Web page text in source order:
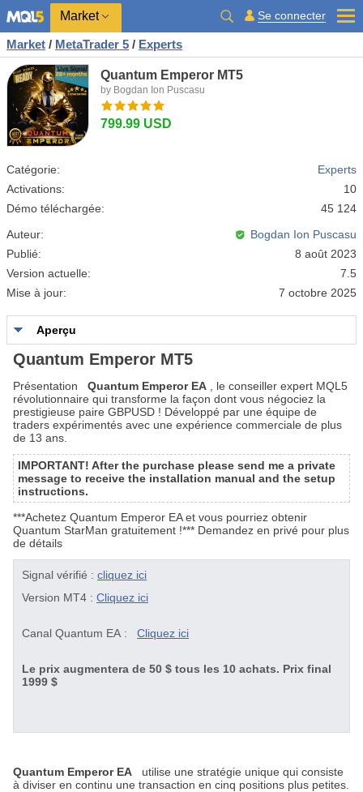
Market Se connecter
Market / MetaTrader 5 / Experts
Quantum Emperor MT5
by Bogdan Ion Puscasu
799.99 USD
Catégorie:
Experts
Activations:
10
Démo téléchargée:
45 124
Auteur:
Bogdan Ion Puscasu
Publié:
8 août 2023
Version actuelle:
7.5
Mise à jour:
7 octobre 2025
Aperçu
Quantum Emperor MT5
Présentation Quantum Emperor EA
, le conseiller expert MQL5
révolutionnaire qui transforme la façon dont vous négociez la
prestigieuse paire GBPUSD ! Développé par une équipe de
traders expérimentés avec une expérience commerciale de plus
de 13 ans.
IMPORTANT! After the purchase please send me a private
message to receive the installation manual and the setup
instructions.
***Achetez Quantum Emperor EA et vous pourriez obtenir
Quantum StarMan gratuitement !*** Demandez en privé pour plus
de détails
Signal vérifié : cliquez ici
Version MT4 : Cliquez ici
Canal Quantum EA : Cliquez ici
Le prix augmentera de 50 $ tous les 10 achats. Prix final
1999 $
Quantum Emperor EA
utilise une stratégie unique qui consiste
à diviser en continu une transaction en cinq positions plus petites.